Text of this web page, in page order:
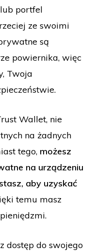
portfel
ze swoimi
są
powiernika, więc
Twoja
Wallet, nie
na żadnych
tego, możesz
na urządzeniu
aby uzyskać
temu masz
dostęp do swojego